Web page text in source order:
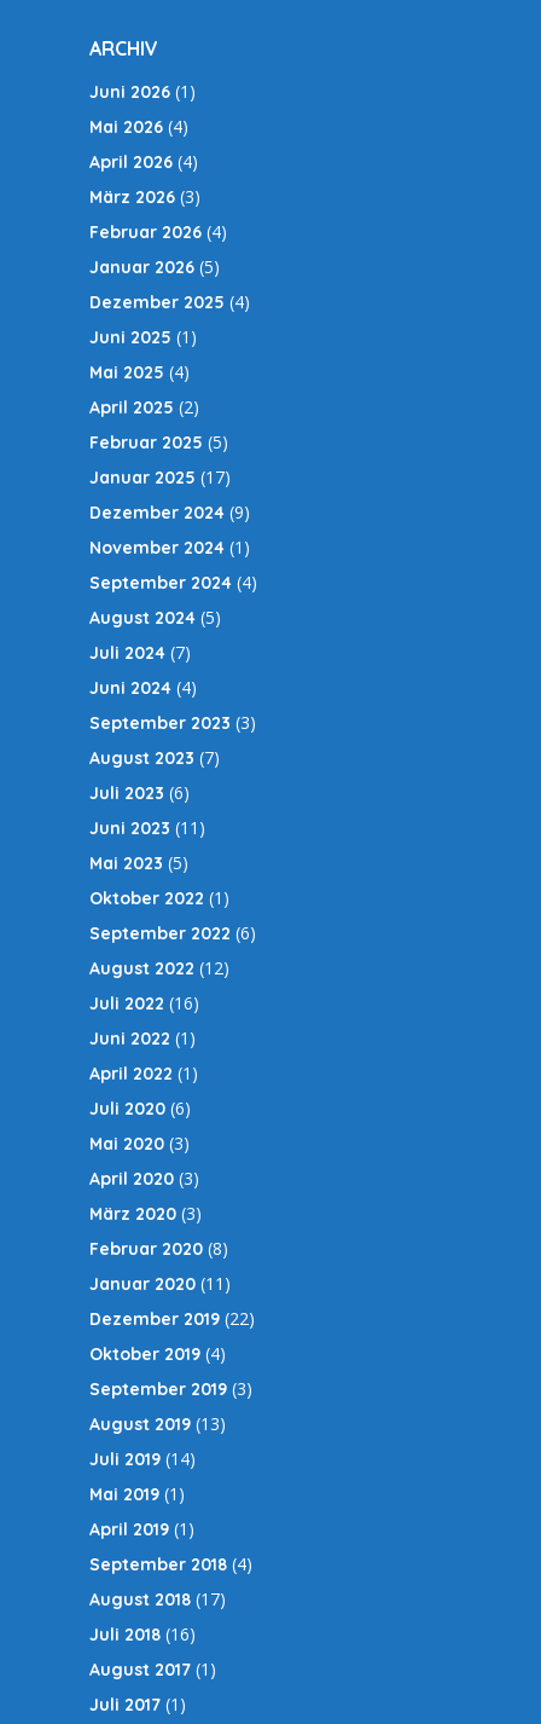
ARCHIV
Juni 2026 (1)
Mai 2026 (4)
April 2026 (4)
März 2026 (3)
Februar 2026 (4)
Januar 2026 (5)
Dezember 2025 (4)
Juni 2025 (1)
Mai 2025 (4)
April 2025 (2)
Februar 2025 (5)
Januar 2025 (17)
Dezember 2024 (9)
November 2024 (1)
September 2024 (4)
August 2024 (5)
Juli 2024 (7)
Juni 2024 (4)
September 2023 (3)
August 2023 (7)
Juli 2023 (6)
Juni 2023 (11)
Mai 2023 (5)
Oktober 2022 (1)
September 2022 (6)
August 2022 (12)
Juli 2022 (16)
Juni 2022 (1)
April 2022 (1)
Juli 2020 (6)
Mai 2020 (3)
April 2020 (3)
März 2020 (3)
Februar 2020 (8)
Januar 2020 (11)
Dezember 2019 (22)
Oktober 2019 (4)
September 2019 (3)
August 2019 (13)
Juli 2019 (14)
Mai 2019 (1)
April 2019 (1)
September 2018 (4)
August 2018 (17)
Juli 2018 (16)
August 2017 (1)
Juli 2017 (1)